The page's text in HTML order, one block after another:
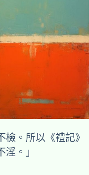
。所以《禮記》
。」